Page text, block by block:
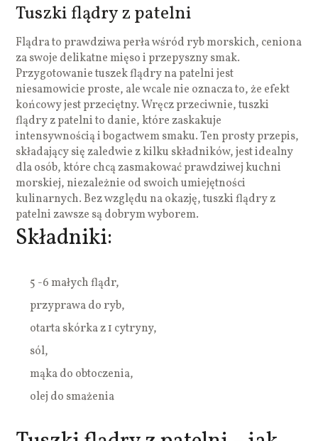
Tuszki flądry z patelni
Flądra to prawdziwa perła wśród ryb morskich, ceniona
za swoje delikatne mięso i przepyszny smak.
Przygotowanie tuszek flądry na patelni jest
niesamowicie proste, ale wcale nie oznacza to, że efekt
końcowy jest przeciętny. Wręcz przeciwnie, tuszki
flądry z patelni to danie, które zaskakuje
intensywnością i bogactwem smaku. Ten prosty przepis,
składający się zaledwie z kilku składników, jest idealny
dla osób, które chcą zasmakować prawdziwej kuchni
morskiej, niezależnie od swoich umiejętności
kulinarnych. Bez względu na okazję, tuszki flądry z
patelni zawsze są dobrym wyborem.
Składniki:
5 -6 małych flądr,
przyprawa do ryb,
otarta skórka z 1 cytryny,
sól,
mąka do obtoczenia,
olej do smażenia